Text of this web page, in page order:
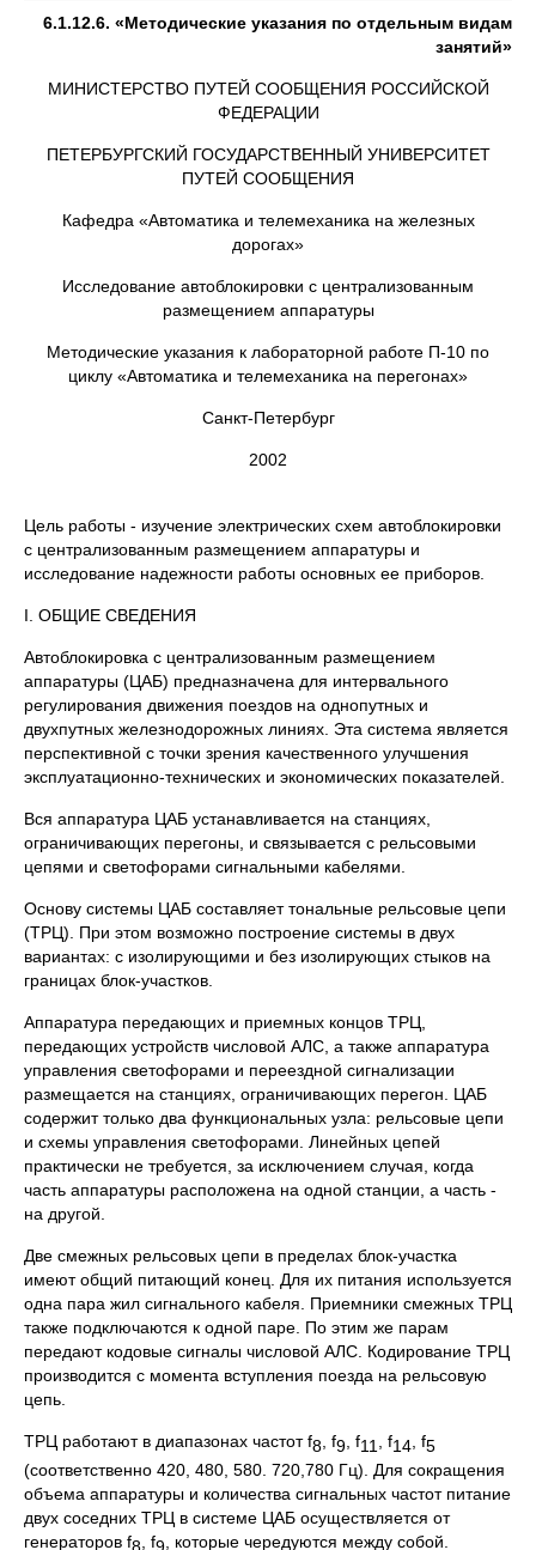
6.1.12.6. «Методические указания по отдельным видам
занятий»
МИНИСТЕРСТВО ПУТЕЙ СООБЩЕНИЯ РОССИЙСКОЙ
ФЕДЕРАЦИИ
ПЕТЕРБУРГСКИЙ ГОСУДАРСТВЕННЫЙ УНИВЕРСИТЕТ
ПУТЕЙ СООБЩЕНИЯ
Кафедра «Автоматика и телемеханика на железных
дорогах»
Исследование автоблокировки с централизованным
размещением аппаратуры
Методические указания к лабораторной работе П-10 по
циклу «Автоматика и телемеханика на перегонах»
Санкт-Петербург
2002
Цель работы - изучение электрических схем автоблокировки
с централизованным размеще­нием аппаратуры и
исследование надеж­ности работы основных ее приборов.
I. ОБЩИЕ СВЕДЕНИЯ
Автоблокировка с централизованным размещением
аппаратуры (ЦАБ) предназначена для ин­тервального
регулирования движения поездов на однопутных и
двухпутных железнодорож­ных линиях. Эта система является
перспективной с точки зрения качественного улучшения
эксплуатационно-технических и экономических показателей.
Вся аппаратура ЦАБ устанавливается на станциях,
ограничи­вающих перегоны, и связыва­ется с рельсовыми
цепями и светофорами сигнальными кабелями.
Основу системы ЦАБ составляет тональные рельсовые цепи
(ТРЦ). При этом возможно по­строение системы в двух
вариантах: с изолирующими и без изолирующих стыков на
границах блок-участков.
Аппаратура передающих и приемных концов ТРЦ,
передающих устройств числовой AЛC, а также аппаратура
управления светофорами и переездной сигнализации
размещается на стан­циях, ограни­чивающих перегон. ЦАБ
содержит только два функциональных узла: рельсовые цепи
и схемы управления светофорами. Линейных цепей
практически не требуется, за исключе­нием случая, когда
часть аппаратуры расположена на одной станции, а часть -
на другой.
Две смежных рельсовых цепи в пределах блок-участка
имеют общий питающий конец. Для их питания используется
одна пара жил сигнального кабеля. Приемники смежных ТРЦ
также подключаются к одной паре. По этим же парам
передают кодовые сигналы числовой АЛС. Кодиро­вание ТРЦ
производится с момента вступления поезда на рельсовую
цепь.
ТРЦ работают в диапазонах частот f8 , f9 , f11 , f14 , f5
(соответственно 420, 480, 580. 720,780 Гц). Для сокращения
объема аппаратуры и количества сигнальных частот питание
двух сосед­них ТРЦ в системе ЦАБ осуществляется от
генераторов f8 , f9 , которые чередуются между собой.